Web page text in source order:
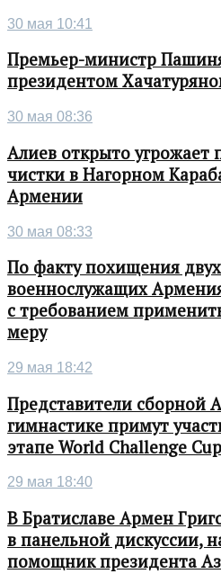
30 мая 10:41
Премьер-министр
президентом
30 мая 08:36
Алиев открыто угрожает
чистки в Нагорном
Армении
30 мая 08:33
По факту похищения
военнослужащих
с требованием
меру
29 мая 18:42
Представители сборной
гимнастике примут
этапе World Challenge Cup
29 мая 18:40
В Братиславе Армен
в панельной дискуссии,
помощник президента